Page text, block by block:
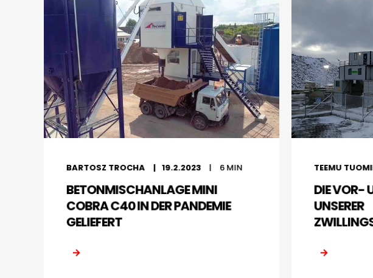
BARTOSZ TROCHA 19.2.2023 6 MIN
BETONMISCHANLAGE MINI
COBRA C40 IN DER PANDEMIE
GELIEFERT
TEEMU
DIE VOR-
UNSERER